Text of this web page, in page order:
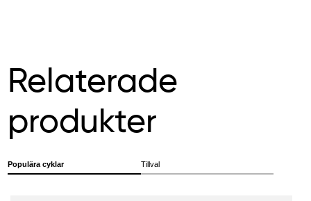
Relaterade
produkter
Populära cyklar Tillval